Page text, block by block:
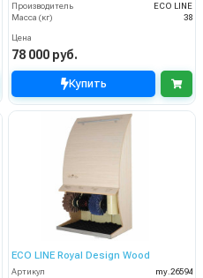
Производитель
ECO LINE
Масса (кг)
38
Цена
78 000 руб.
Купить
ECO LINE Royal Design Wood
Артикул
my.26594